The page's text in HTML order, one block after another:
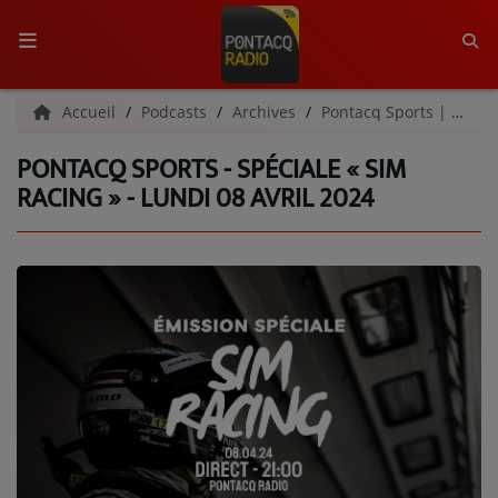
ACCUEIL
RADIO
L'ÉQUIPE
GRILLE DES PROGRAMMES
C'ÉTAIT QUOI CE TITRE ?
MÉDIAS
PODCASTS - SAISON 2026/2027
Accueil Podcasts Archives Pontacq Sports | Archives
PONTACQ SPORTS - SPÉCIALE « SIM
RACING » - LUNDI 08 AVRIL 2024